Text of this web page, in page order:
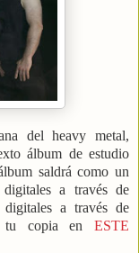
del heavy metal,
álbum de estudio
saldrá como un
a través de
a través de
tu copia en ESTE